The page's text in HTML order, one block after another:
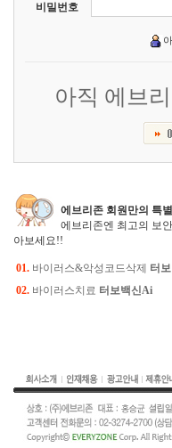
비밀번호
아직 에브
에브리존 회원만의 특
에브리존엔 최고의 보
아보세요!!
01. 바이러스&악성코드삭제 터
02. 바이러스치료 터보백신Ai